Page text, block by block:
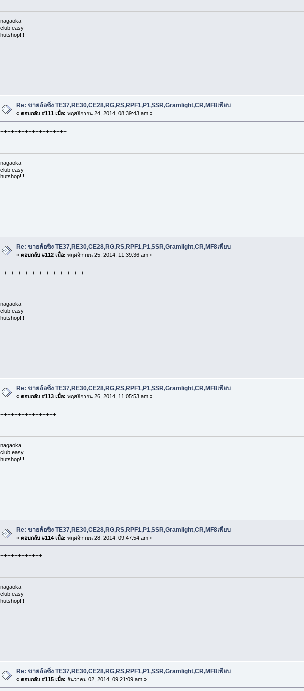
nagaoka
club easy
hutshop!!!
Re: ขายล้อซิ่ง TE37,RE30,CE28,RG,RS,RPF1,P1,SSR,Gramlight,CR,MF8เพียบ
«ตอบกลับ #111 เมื่อ: พฤศจิกายน 24, 2014, 08:39:43 am »
+++++++++++++++++++
nagaoka
club easy
hutshop!!!
Re: ขายล้อซิ่ง TE37,RE30,CE28,RG,RS,RPF1,P1,SSR,Gramlight,CR,MF8เพียบ
«ตอบกลับ #112 เมื่อ: พฤศจิกายน 25, 2014, 11:39:36 am »
++++++++++++++++++++++++
nagaoka
club easy
hutshop!!!
Re: ขายล้อซิ่ง TE37,RE30,CE28,RG,RS,RPF1,P1,SSR,Gramlight,CR,MF8เพียบ
«ตอบกลับ #113 เมื่อ: พฤศจิกายน 26, 2014, 11:05:53 am »
++++++++++++++++
nagaoka
club easy
hutshop!!!
Re: ขายล้อซิ่ง TE37,RE30,CE28,RG,RS,RPF1,P1,SSR,Gramlight,CR,MF8เพียบ
«ตอบกลับ #114 เมื่อ: พฤศจิกายน 28, 2014, 09:47:54 am »
++++++++++++
nagaoka
club easy
hutshop!!!
Re: ขายล้อซิ่ง TE37,RE30,CE28,RG,RS,RPF1,P1,SSR,Gramlight,CR,MF8เพียบ
«ตอบกลับ #115 เมื่อ: ธันวาคม 02, 2014, 09:21:09 am »